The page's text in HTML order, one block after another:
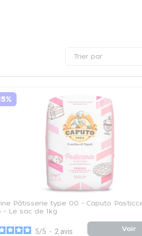
Trier par
Pâtisserie type 00 - Caputo
- Le sac de 1kg
5/5 - 2 avis Voir